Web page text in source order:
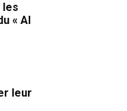
les
« AI
leur